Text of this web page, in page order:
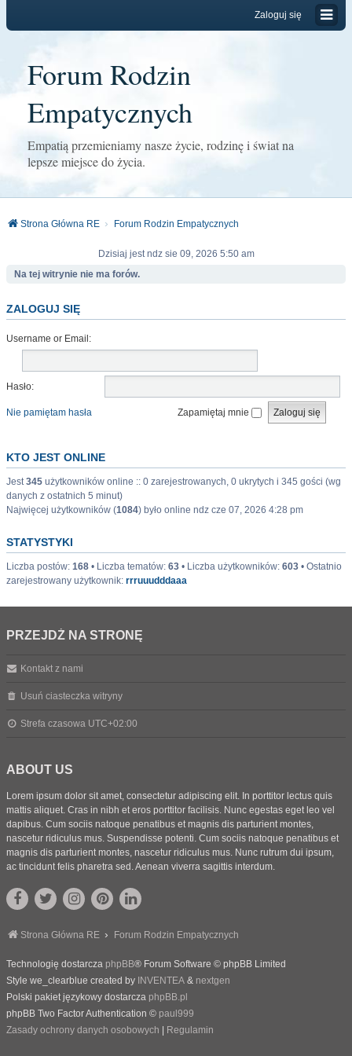
Zaloguj się
Forum Rodzin
Empatycznych
Empatią przemieniamy nasze życie, rodzinę i świat na
lepsze miejsce do życia.
Strona Główna RE Forum Rodzin Empatycznych
Dzisiaj jest ndz sie 09, 2026 5:50 am
Na tej witrynie nie ma forów.
ZALOGUJ SIĘ
Username or Email:
Hasło:
Nie pamiętam hasła Zapamiętaj mnie
KTO JEST ONLINE
Jest345 użytkowników online :: 0 zarejestrowanych, 0 ukrytych i 345 gości (wg
danych z ostatnich 5 minut)
Najwięcej użytkowników (1084) było online ndz cze 07, 2026 4:28 pm
STATYSTYKI
Liczba postów: 168 • Liczba tematów: 63 • Liczba użytkowników: 603 • Ostatnio
zarejestrowany użytkownik: rrruuudddaaa
PRZEJDŹ NA STRONĘ
Kontakt z nami
Usuń ciasteczka witryny
Strefa czasowa UTC+02:00
ABOUT US
Lorem ipsum dolor sit amet, consectetur adipiscing elit. In porttitor lectus quis
mattis aliquet. Cras in nibh et eros porttitor facilisis. Nunc egestas eget leo vel
dapibus. Cum sociis natoque penatibus et magnis dis parturient montes,
nascetur ridiculus mus. Suspendisse potenti. Cum sociis natoque penatibus et
magnis dis parturient montes, nascetur ridiculus mus. Nunc rutrum dui ipsum,
ac tincidunt felis pharetra sed. Aenean viverra sagittis interdum.
Strona Główna RE Forum Rodzin Empatycznych
Technologię dostarcza phpBB® Forum Software © phpBB Limited
Style we_clearblue created by INVENTEA & nextgen
Polski pakiet językowy dostarcza phpBB.pl
phpBB Two Factor Authentication © paul999
Zasady ochrony danych osobowych
Regulamin